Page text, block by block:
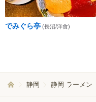
でみぐら亭 (長沼/洋食)
静岡 静岡 ラーメン